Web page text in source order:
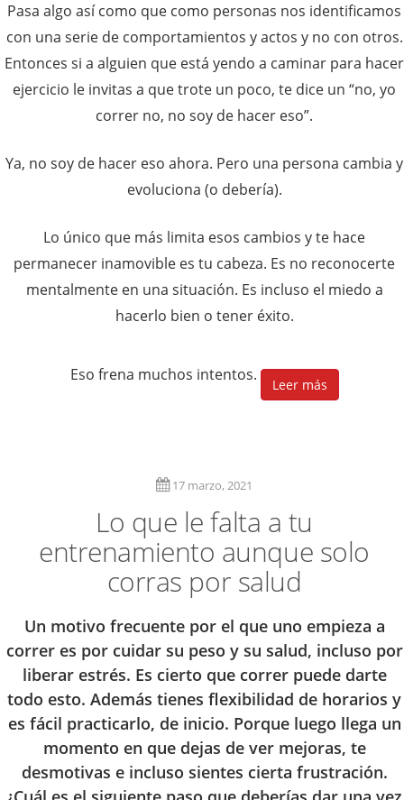
Pasa algo así como que como personas nos identificamos
con una serie de comportamientos y actos y no con otros.
Entonces si a alguien que está yendo a caminar para hacer
ejercicio le invitas a que trote un poco, te dice un “no, yo
correr no, no soy de hacer eso”.
Ya, no soy de hacer eso ahora. Pero una persona cambia y
evoluciona (o debería).
Lo único que más limita esos cambios y te hace
permanecer inamovible es tu cabeza. Es no reconocerte
mentalmente en una situación. Es incluso el miedo a
hacerlo bien o tener éxito.
Eso frena muchos intentos.
Leer más
17 marzo, 2021
Lo que le falta a tu
entrenamiento aunque solo
corras por salud
Un motivo frecuente por el que uno empieza a
correr es por cuidar su peso y su salud, incluso por
liberar estrés. Es cierto que correr puede darte
todo esto. Además tienes flexibilidad de horarios y
es fácil practicarlo, de inicio. Porque luego llega un
momento en que dejas de ver mejoras, te
desmotivas e incluso sientes cierta frustración.